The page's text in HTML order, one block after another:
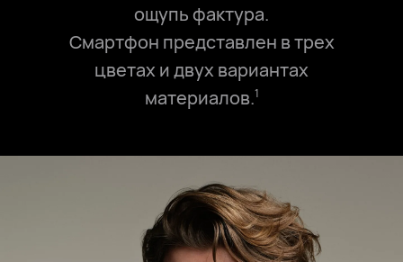
ощупь фактура.
Смартфон представлен в трех
цветах и двух вариантах
материалов.1